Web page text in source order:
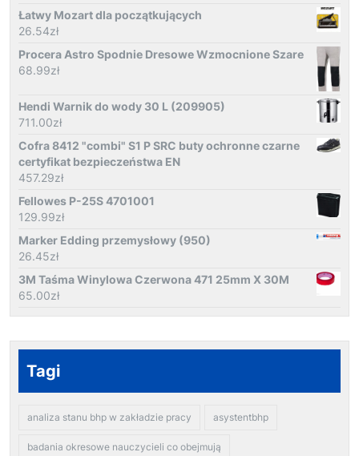
Łatwy Mozart dla początkujących
26.54zł
Procera Astro Spodnie Dresowe Wzmocnione Szare
68.99zł
Hendi Warnik do wody 30 L (209905)
711.00zł
Cofra 8412 "combi" S1 P SRC buty ochronne czarne
certyfikat bezpieczeństwa EN
457.29zł
Fellowes P-25S 4701001
129.99zł
Marker Edding przemysłowy (950)
26.45zł
3M Taśma Winylowa Czerwona 471 25mm X 30M
65.00zł
Tagi
analiza stanu bhp w zakładzie pracy asystentbhp
badania okresowe nauczycieli co obejmują